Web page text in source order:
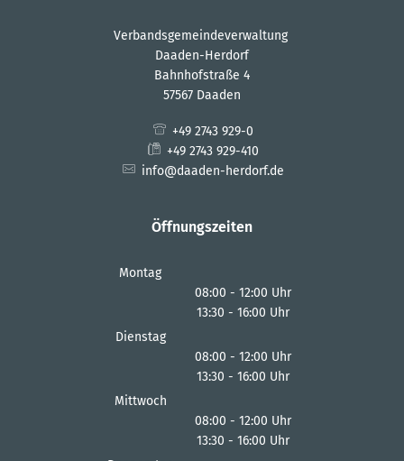
Verbandsgemeindeverwaltung
Daaden-Herdorf
Bahnhofstraße 4
57567 Daaden
+49 2743 929-0
+49 2743 929-410
info@daaden-herdorf.de
Öffnungszeiten
Montag
08:00 - 12:00 Uhr
Von 08:00 bis 12:00 Uhr
13:30 - 16:00 Uhr
Dienstag
08:00 - 12:00 Uhr
Von 08:00 bis 12:00 Uhr
13:30 - 16:00 Uhr
Mittwoch
08:00 - 12:00 Uhr
Von 08:00 bis 12:00 Uhr
13:30 - 16:00 Uhr